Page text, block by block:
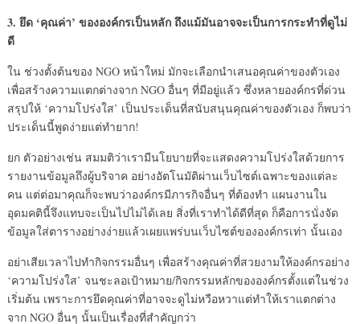
3. ยึด ‘คุณค่า’ ขององค์กรเป็นหลัก ถึงแม้มันอาจจะเป็นการกระทำที่ดูไม่
ดี
ใน ช่วงตั้งต้นของ NGO หน้าใหม่ มักจะเลือกนำเสนอคุณค่าของตัวเอง
เพื่อสร้างความแตกต่างจาก NGO อื่นๆ ที่มีอยู่แล้ว ซึ่งหลายองค์กรที่ด่วน
สรุปให้ ‘ความโปร่งใส’ เป็นประเด็นที่สนับสนุนคุณค่าของตัวเอง ก็พบว่า
ประเด็นนี้พูดง่ายแต่ทำยาก!
ยก ตัวอย่างเช่น สมมติว่าเรามีนโยบายที่จะแสดงความโปร่งใสด้วยการ
รายงานข้อมูลถึงผู้บริจาค อย่างอัตโนมัติผ่านเว็บไซต์เฉพาะของแต่ละ
คน แต่ต่อมาคุณก็จะพบว่าองค์กรมีภารกิจอื่นๆ ที่ต้องทำ แผนงานใน
อุดมคตินี้จึงแทบจะเป็นไปไม่ได้เลย สิ่งที่เราทำได้ดีที่สุด ก็คือการนั่งจัด
ข้อมูลใส่ตารางอย่างง่ายแล้วเผยแพร่บนเว็บไซต์ขององค์กรเท่า นั้นเอง
อย่าเสียเวลาไปทำกิจกรรมอื่นๆ เพื่อสร้างคุณค่าที่สวยงามให้องค์กรอย่าง
‘ความโปร่งใส’ จนชะลอเป้าหมาย/กิจกรรมหลักขององค์กรตั้งแต่ในช่วง
เริ่มต้น เพราะการยึดคุณค่าที่อาจจะดูไม่หวือหวาแต่ทำให้เราแตกต่าง
จาก NGO อื่นๆ นั้นเป็นเรื่องที่สำคัญกว่า